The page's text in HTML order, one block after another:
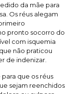
da mãe para
Os réus alegam
pronto socorro do
com isquemia
não praticou
de indenizar.
que os réus
sejam reenchidos